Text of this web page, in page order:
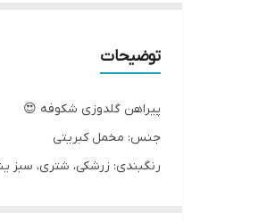
توضیحات
پیراهن گلدوزی شکوفه 😍
جنس: مخمل کبریتی
رنگبندی: زرشکی، شتری، سبز